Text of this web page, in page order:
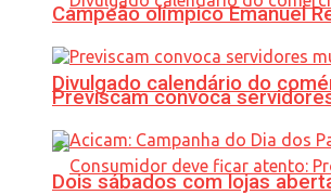
Divulgado calendário do
Campeão olímpico Emanuel
Previscam convoca
Dois sábados com lojas